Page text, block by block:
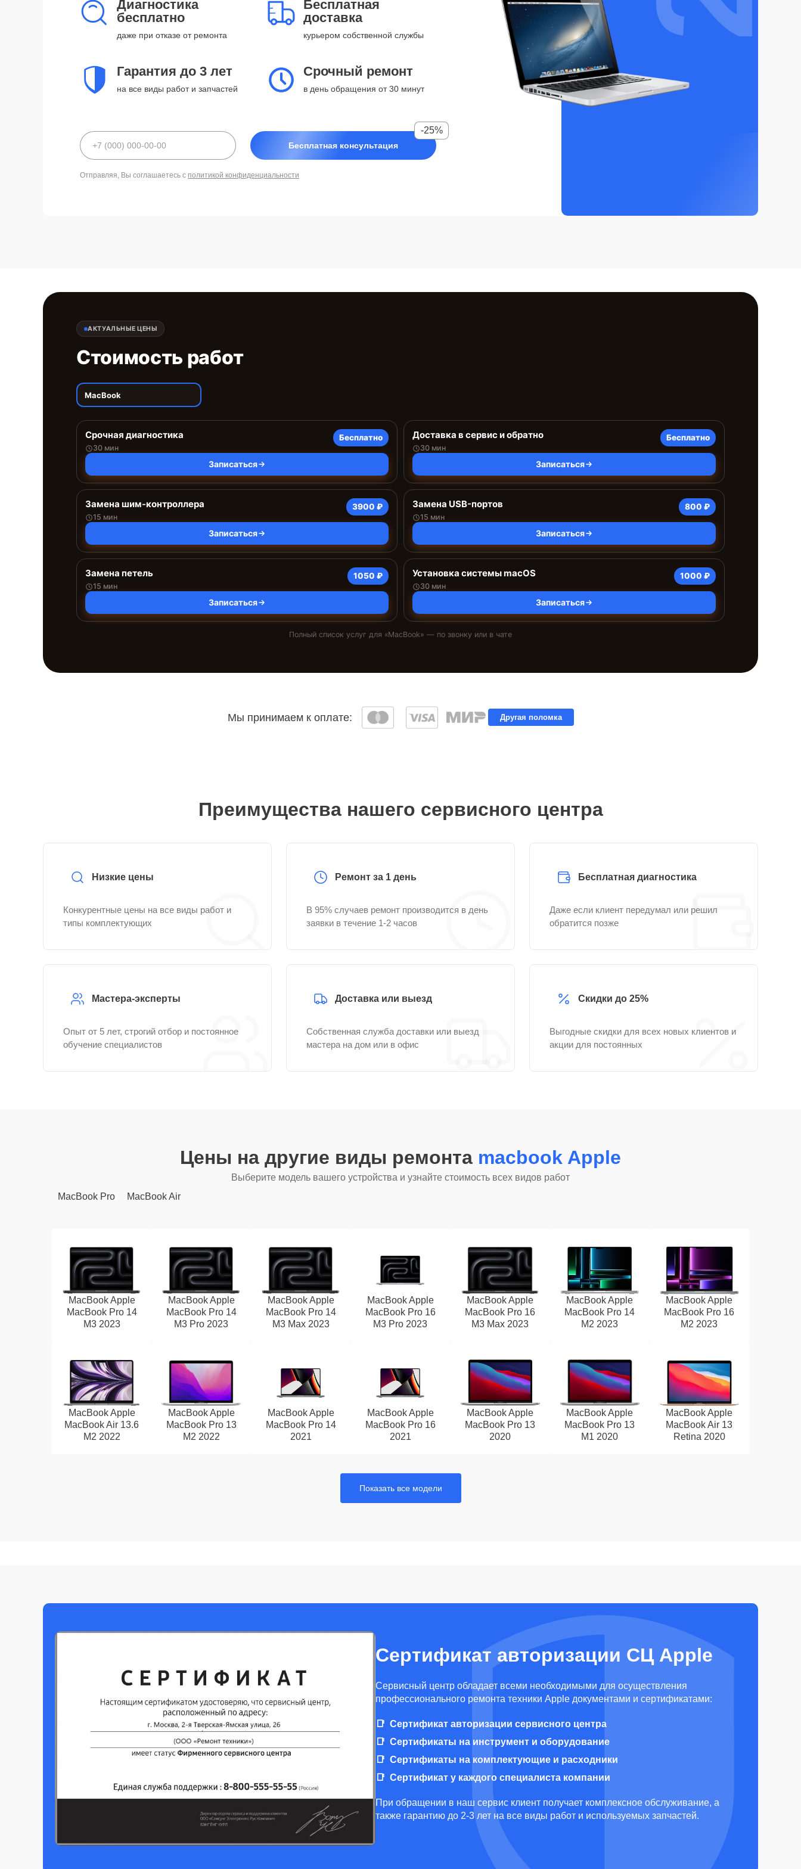
Диагностика
бесплатно
даже при отказе от ремонта
Бесплатная
доставка
курьером собственной службы
Гарантия до 3 лет
на все виды работ и запчастей
Срочный ремонт
в день обращения от 30 минут
Бесплатная консультация
-25%
Отправляя, Вы соглашаетесь с политикой конфиденциальности
АКТУАЛЬНЫЕ ЦЕНЫ
Стоимость работ
MacBook
Срочная диагностика
30 мин
Бесплатно
Записаться
Доставка в сервис и обратно
30 мин
Бесплатно
Записаться
Замена шим-контроллера
15 мин
3900 ₽
Записаться
Замена USB-портов
15 мин
800 ₽
Записаться
Замена петель
15 мин
1050 ₽
Записаться
Установка системы macOS
30 мин
1000 ₽
Записаться
Полный список услуг для «MacBook» — по звонку или в чате
Мы принимаем к оплате: Другая поломка
Преимущества нашего сервисного центра
Низкие цены
Конкурентные цены на все виды работ и
типы комплектующих
Ремонт за 1 день
В 95% случаев ремонт производится в день
заявки в течение 1-2 часов
Бесплатная диагностика
Даже если клиент передумал или решил
обратится позже
Мастера-эксперты
Опыт от 5 лет, строгий отбор и постоянное
обучение специалистов
Доставка или выезд
Собственная служба доставки или выезд
мастера на дом или в офис
Скидки до 25%
Выгодные скидки для всех новых клиентов и
акции для постоянных
Цены на другие виды ремонта macbook Apple
Выберите модель вашего устройства и узнайте стоимость всех видов работ
MacBook Pro
MacBook Air
MacBook Apple
MacBook Pro 14
M3 2023
MacBook Apple
MacBook Pro 14
M3 Pro 2023
MacBook Apple
MacBook Pro 14
M3 Max 2023
MacBook Apple
MacBook Pro 16
M3 Pro 2023
MacBook Apple
MacBook Pro 16
M3 Max 2023
MacBook Apple
MacBook Pro 14
M2 2023
MacBook Apple
MacBook Pro 16
M2 2023
MacBook Apple
MacBook Air 13.6
M2 2022
MacBook Apple
MacBook Pro 13
M2 2022
MacBook Apple
MacBook Pro 14
2021
MacBook Apple
MacBook Pro 16
2021
MacBook Apple
MacBook Pro 13
2020
MacBook Apple
MacBook Pro 13
M1 2020
MacBook Apple
MacBook Air 13
Retina 2020
Показать все модели
Сертификат авторизации СЦ Apple
Cервисный центр обладает всеми необходимыми для осуществления
профессионального ремонта техники Apple документами и сертификатами:
Сертификат авторизации сервисного центра
Сертификаты на инструмент и оборудование
Сертификаты на комплектующие и расходники
Сертификат у каждого специалиста компании
При обращении в наш сервис клиент получает комплексное обслуживание, а
также гарантию до 2-3 лет на все виды работ и используемых запчастей.